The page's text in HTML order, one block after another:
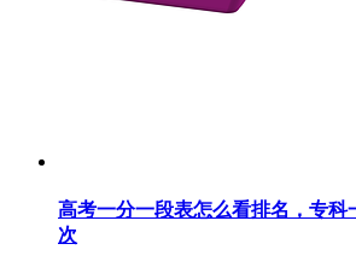
高考一分一段表怎么看排名，专科
次